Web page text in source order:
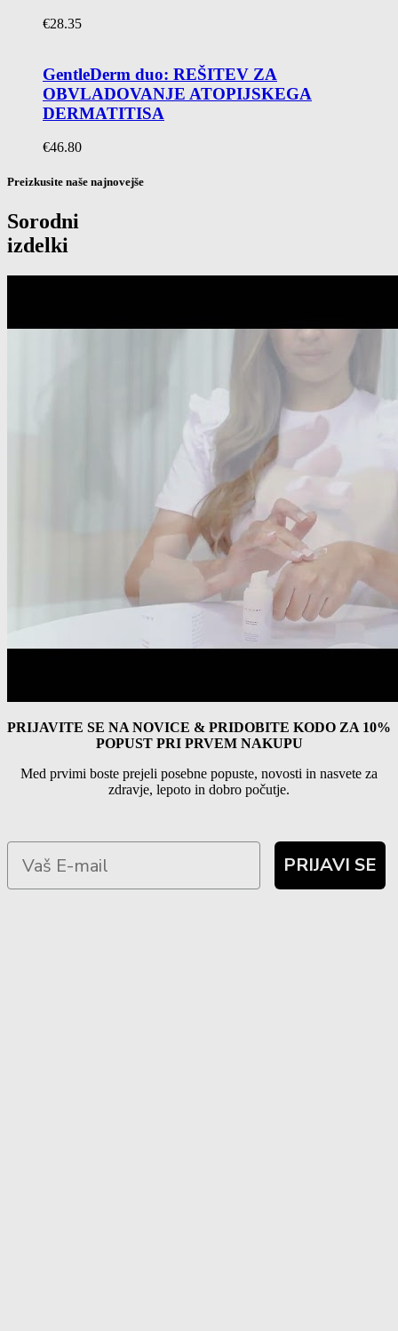
€28.35
GentleDerm duo: REŠITEV ZA
OBVLADOVANJE ATOPIJSKEGA
DERMATITISA
€46.80
Preizkusite naše najnovejše
Sorodni
izdelki
PRIJAVITE SE NA NOVICE & PRIDOBITE KODO ZA 10%
POPUST PRI PRVEM NAKUPU
Med prvimi boste prejeli posebne popuste, novosti in nasvete za
zdravje, lepoto in dobro počutje.
PRIJAVI SE